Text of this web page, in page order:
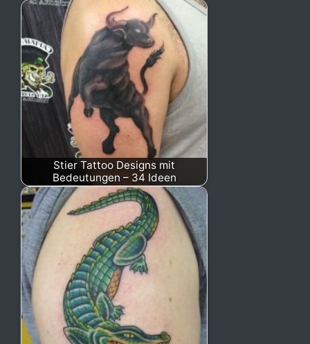
Stier Tattoo Designs mit
Bedeutungen – 34 Ideen